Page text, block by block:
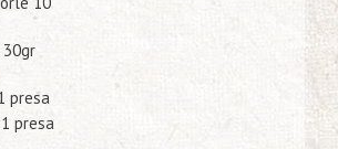
30gr
presa
1 presa